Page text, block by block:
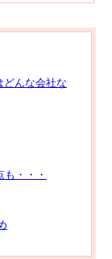
どんな会社な
・・・